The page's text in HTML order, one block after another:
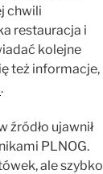
chwili
restauracja i
kolejne
też informacje,
.
źródło ujawnił
PLNOG.
ale szybko